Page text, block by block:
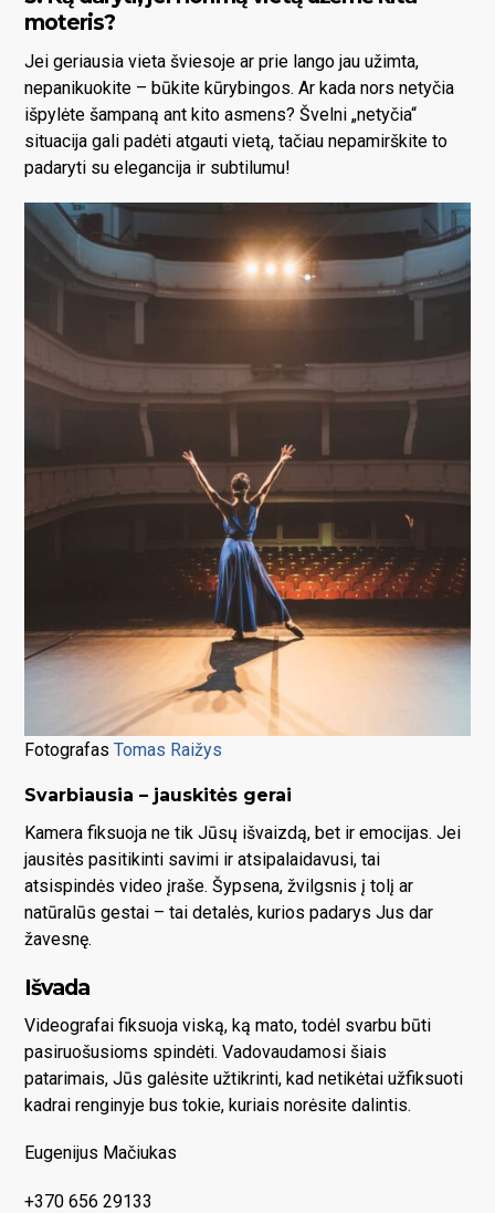
moteris?
Jei geriausia vieta šviesoje ar prie lango jau užimta,
nepanikuokite – būkite kūrybingos. Ar kada nors netyčia
išpylėte šampaną ant kito asmens? Švelni „netyčia“
situacija gali padėti atgauti vietą, tačiau nepamirškite to
padaryti su elegancija ir subtilumu!
FotografasTomas Raižys
Svarbiausia – jauskitės gerai
Kamera fiksuoja ne tik Jūsų išvaizdą, bet ir emocijas. Jei
jausitės pasitikinti savimi ir atsipalaidavusi, tai
atsispindės video įraše. Šypsena, žvilgsnis į tolį ar
natūralūs gestai – tai detalės, kurios padarys Jus dar
žavesnę.
Išvada
Videografai fiksuoja viską, ką mato, todėl svarbu būti
pasiruošusioms spindėti. Vadovaudamosi šiais
patarimais, Jūs galėsite užtikrinti, kad netikėtai užfiksuoti
kadrai renginyje bus tokie, kuriais norėsite dalintis.
Eugenijus Mačiukas
+370 656 29133